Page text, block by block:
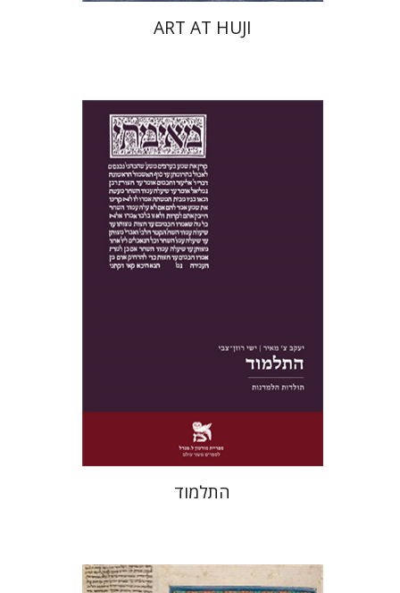
ART AT HUJI
ישי רוזן-צבי
הנחת אתר ספר מודפס
$42
$38
התלמוד